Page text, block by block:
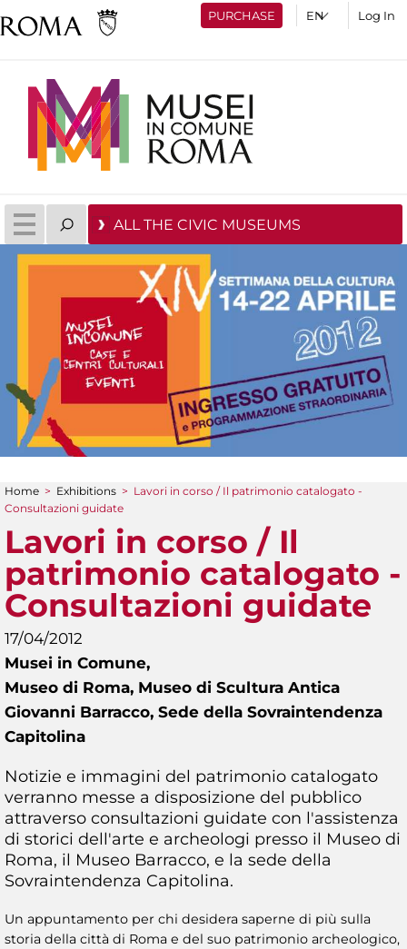
PURCHASE Log In
ALL THE CIVIC MUSEUMS
You are here
Home > Exhibitions > Lavori in corso / Il patrimonio catalogato -
Consultazioni guidate
Lavori in corso / Il
patrimonio catalogato -
Consultazioni guidate
17/04/2012
Musei in Comune,
Museo di Roma, Museo di Scultura Antica
Giovanni Barracco, Sede della Sovraintendenza
Capitolina
Notizie e immagini del patrimonio catalogato
verranno messe a disposizione del pubblico
attraverso consultazioni guidate con l'assistenza
di storici dell'arte e archeologi presso il Museo di
Roma, il Museo Barracco, e la sede della
Sovraintendenza Capitolina.
Un appuntamento per chi desidera saperne di più sulla
storia della città di Roma e del suo patrimonio archeologico,